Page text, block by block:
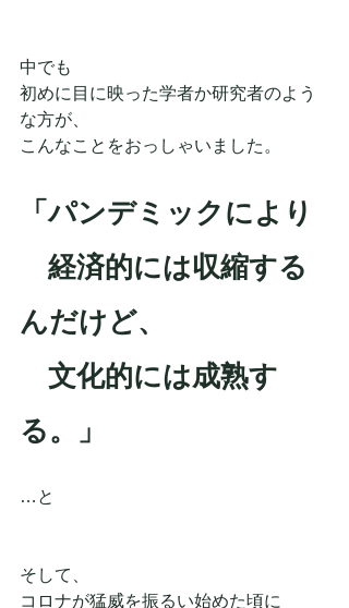
中でも
初めに目に映った学者か研究者のよう
な方が、
こんなことをおっしゃいました。
「パンデミックにより
経済的には収縮する
んだけど、
文化的には成熟す
る。」
…と
そして、
コロナが猛威を振るい始めた頃に